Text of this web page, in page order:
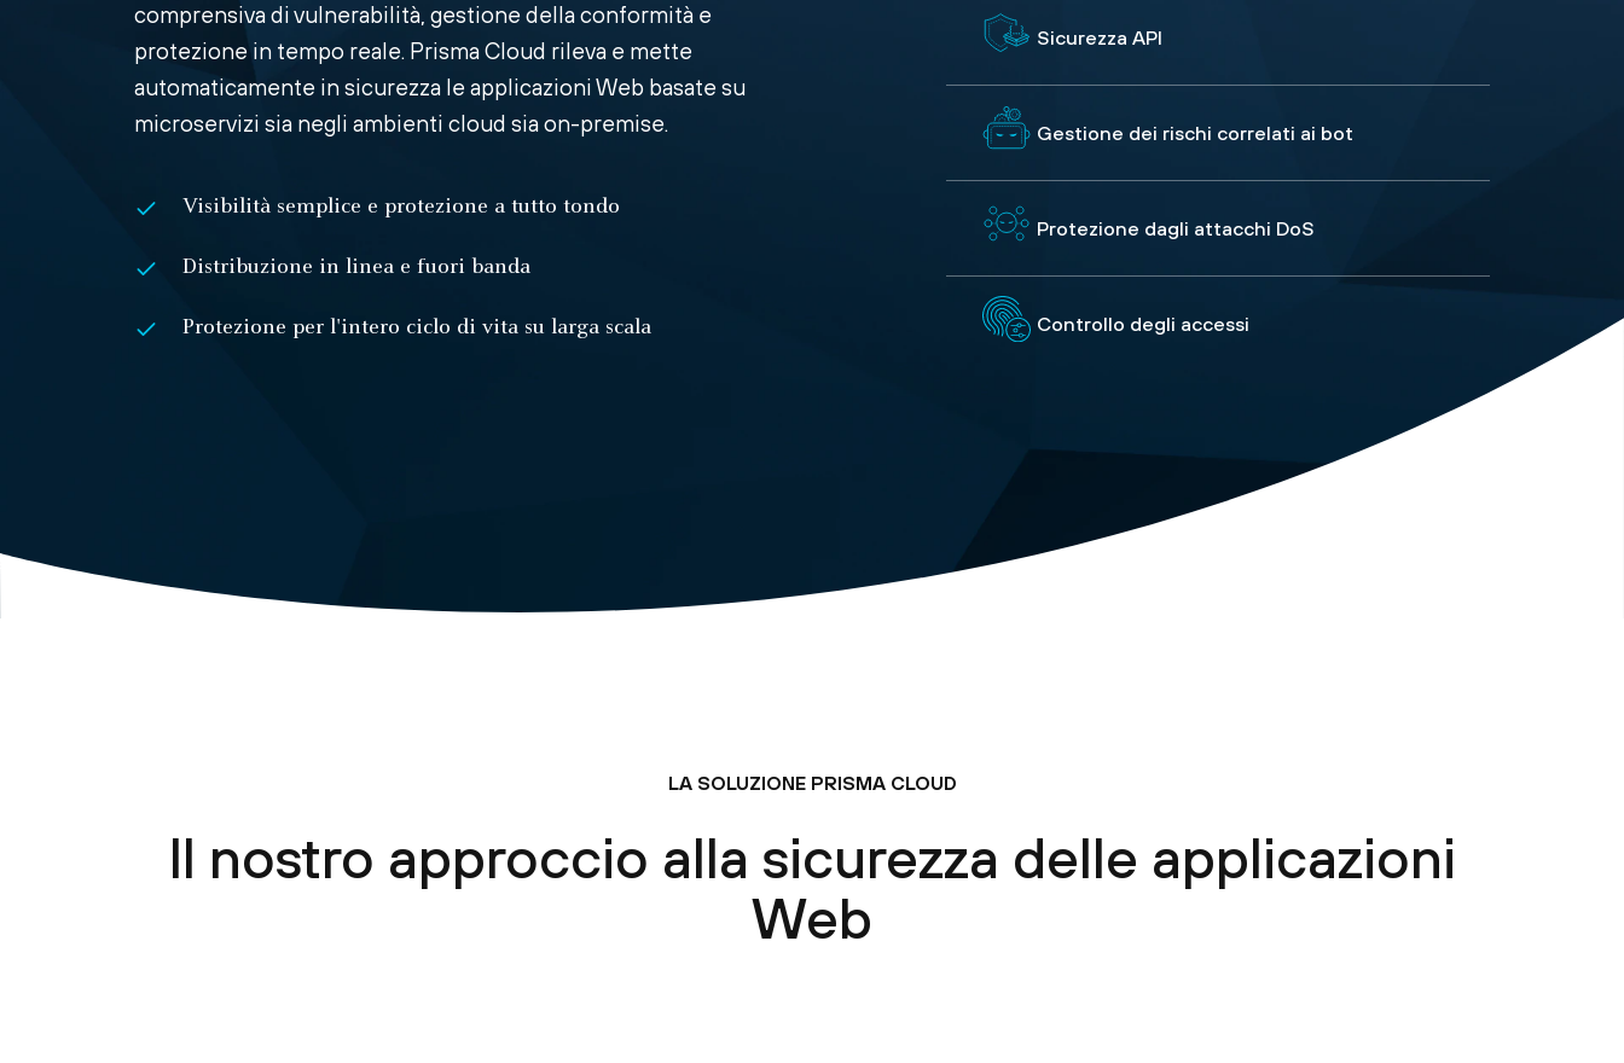
comprensiva di vulnerabilità, gestione della conformità e
protezione in tempo reale. Prisma Cloud rileva e mette
automaticamente in sicurezza le applicazioni Web basate su
microservizi sia negli ambienti cloud sia on-premise.
Visibilità semplice e protezione a tutto tondo
Distribuzione in linea e fuori banda
Protezione per l'intero ciclo di vita su larga scala
Sicurezza API
Gestione dei rischi correlati ai bot
Protezione dagli attacchi DoS
Controllo degli accessi
LA SOLUZIONE PRISMA CLOUD
Il nostro approccio alla sicurezza delle applicazioni
Web